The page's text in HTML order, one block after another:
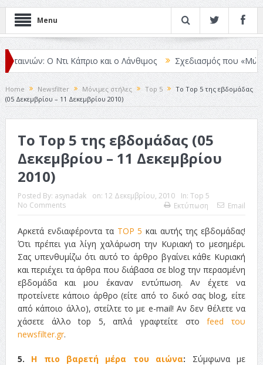
Menu
Ο Ντι Κάπριο και ο Λάνθιμος Σχεδιασμός που «Μιλάει»
Home Newsfilter Μόνιμες στήλες Top 5
Το Top 5 της εβδομάδας
(05 Δεκεμβρίου – 11 Δεκεμβρίου 2010)
Το Top 5 της εβδομάδας (05
Δεκεμβρίου – 11 Δεκεμβρίου
2010)
Posted By: asynadak on: 12 Δεκεμβρίου, 2010 In: Top 5
No Comments
Εκτύπωση Email
Αρκετά ενδιαφέροντα τα TOP 5 και αυτής της εβδομάδας!
Ότι πρέπει για λίγη χαλάρωση την Κυριακή το μεσημέρι.
Σας υπενθυμίζω ότι αυτό το άρθρο βγαίνει κάθε Κυριακή
και περιέχει τα άρθρα που διάβασα σε blog την περασμένη
εβδομάδα και μου έκαναν εντύπωση. Αν έχετε να
προτείνετε κάποιο άρθρο (είτε από το δικό σας blog, είτε
από κάποιο άλλο), στείλτε το με e-mail! Αν δεν θέλετε να
χάσετε άλλο top 5, απλά γραφτείτε στοfeed του
newsfilter.gr.
5. Η πιο βαρετή μέρα του αιώνα: Σύμφωνα με